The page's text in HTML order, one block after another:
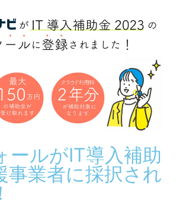
ールがIT導入補助
事業者に採択され